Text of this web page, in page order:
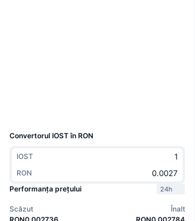
Convertorul IOST în RON
IOST
RON
Performanța prețului
24h
Scăzut
Înalt